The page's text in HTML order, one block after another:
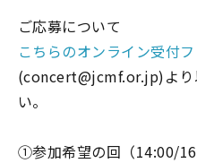
ご応募について
こちらのオンライン受付
(concert@jcmf.or.jp)より
い。
①参加希望の回（14:00/